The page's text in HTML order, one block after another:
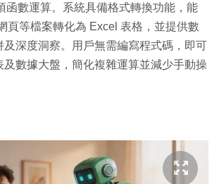
函數運算。系統具備格式轉換功能，能
頁等檔案轉化為 Excel 表格，並提供數
及深度洞察。用戶無需編寫程式碼，即可
及數據大盤，簡化複雜運算並減少手動操